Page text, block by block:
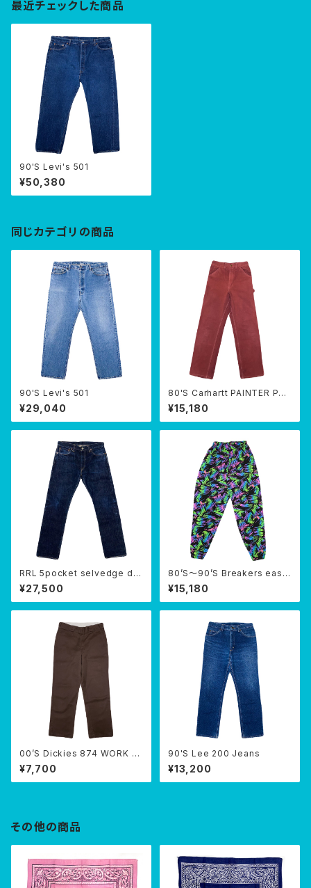
最近チェックした商品
90'S Levi's 501
¥50,380
同じカテゴリの商品
90'S Levi's 501
¥29,040
80'S Carhartt PAINTER PAN
TS
¥15,180
RRL 5pocket selvedge de
nim
¥27,500
80’S〜90’S Breakers easy
pants
¥15,180
00’S Dickies 874 WORK P
ANTS
¥7,700
90'S Lee 200 Jeans
¥13,200
その他の商品